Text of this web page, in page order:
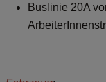
Buslinie 20A